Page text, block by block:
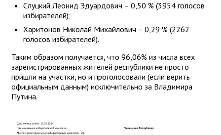
Слуцкий Леонид Эдуардович – 0,50 % (3954 голосов
избирателей);
Харитонов Николай Михайлович – 0,29 % (2262
голосов избирателей).
Таким образом получается, что 96,06% из числа всех
зарегистрированных жителей республики не просто
пришли на участки, но и проголосовали (если верить
официальным данным) исключительно за Владимира
Путина.